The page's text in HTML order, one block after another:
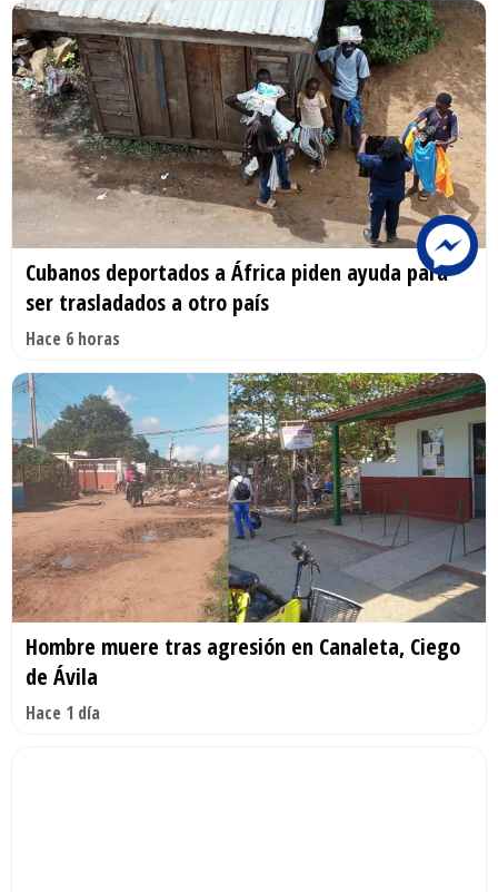
Cubanos deportados a África piden ayuda para
ser trasladados a otro país
Hace 6 horas
Hombre muere tras agresión en Canaleta, Ciego
de Ávila
Hace 1 día